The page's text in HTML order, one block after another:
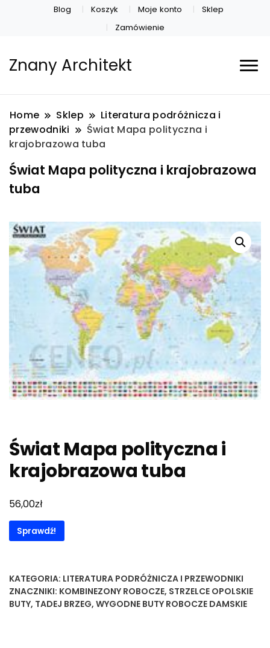
Blog Koszyk Moje konto
Sklep
Zamówienie
Znany Architekt
Home Sklep
Literatura podróżnicza i
przewodniki
Świat Mapa polityczna i
krajobrazowa tuba
Świat Mapa polityczna i krajobrazowa
tuba
Świat Mapa polityczna i
krajobrazowa tuba
56,00zł
Sprawdź!
KATEGORIA: LITERATURA PODRÓŻNICZA I PRZEWODNIKI
ZNACZNIKI: KOMBINEZONY ROBOCZE, STRZELCE OPOLSKIE
BUTY, TADEJ BRZEG, WYGODNE BUTY ROBOCZE DAMSKIE